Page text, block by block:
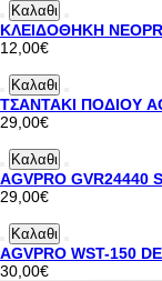
Καλαθι
ΚΛΕΙΔΟΘΗΚΗ
12,00€
Καλαθι
ΤΣΑΝΤΑΚΙ ΠΟΔΙΟΥ
29,00€
Καλαθι
AGVPRO GVR24440
29,00€
Καλαθι
AGVPRO WST-150
30,00€